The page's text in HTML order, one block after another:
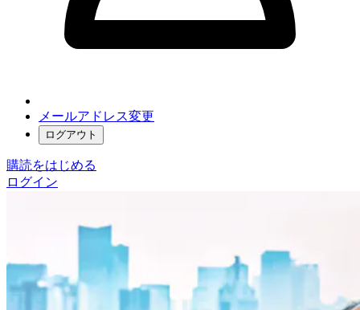
メールアドレス変更
ログアウト
購読をはじめる
ログイン